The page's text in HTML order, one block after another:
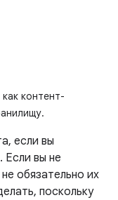
контент-
если вы
Если вы не
обязательно их
поскольку